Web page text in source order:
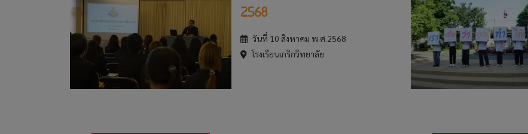
2568
วันที่ 10 สิงหาคม พ.ศ.2568
โรงเรียนเกริกวิทยาลัย